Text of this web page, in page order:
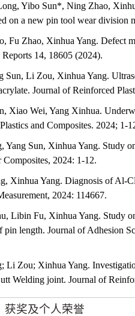
Yibo Sun*, Ning Zhao,
on a new pin tool wear division
Fu Zhao, Xinhua Yang. Defect
14, 18605 (2024).
Sun, Li Zou, Xinhua Yang.
Journal of Reinforced
Xiao Wei, Yang Xinhua.
and Composites. 2024; 1-
Sun, Xinhua Yang. Study
Composites, 2024: 1-12.
Xinhua Yang. Diagnosis of Al-
2024: 114667.
Libin Fu, Xinhua Yang. Study
length. Journal of Adhesion
Zou; Xinhua Yang.
Welding joint. Journal of
获奖及个人荣誉